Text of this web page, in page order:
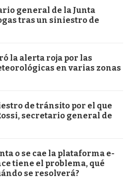
general de la Junta
tras un siniestro de
la alerta roja por las
en varias zonas
de tránsito por el que
secretario general de
o se cae la plataforma e-
tiene el problema, qué
se resolverá?